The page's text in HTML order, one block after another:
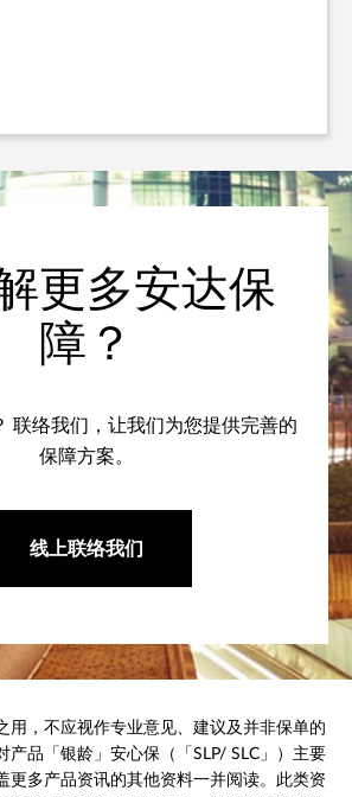
更多安达保
障？
联络我们，让我们为您提供完善的
保障方案。
线上联络我们
用，不应视作专业意见、建议及并非保单的
产品「银龄」安心保（「SLP/ SLC」）主要
更多产品资讯的其他资料一并阅读。此类资